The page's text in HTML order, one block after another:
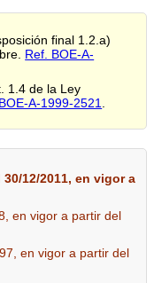
final 1.2.a)
Ref. BOE-A-
1.4 de la Ley
A-1999-2521
12/2011, en vigor a
en vigor a partir del
en vigor a partir del